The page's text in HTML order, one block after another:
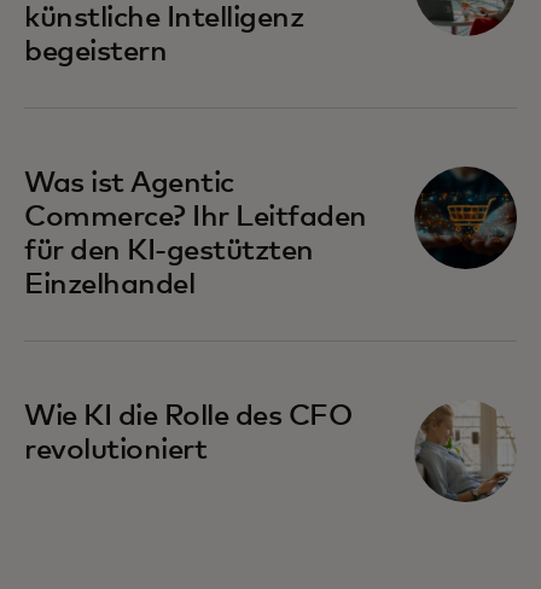
künstliche Intelligenz
begeistern
Was ist Agentic
Commerce? Ihr Leitfaden
für den KI-gestützten
Einzelhandel
Wie KI die Rolle des CFO
revolutioniert